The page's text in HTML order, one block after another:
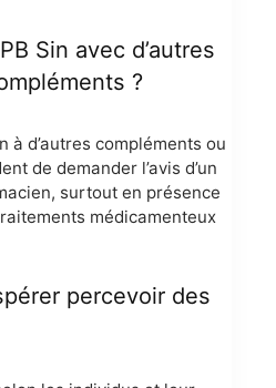
Sin avec d’autres
?
à d’autres compléments ou
de demander l’avis d’un
surtout en présence
médicamenteux
percevoir des